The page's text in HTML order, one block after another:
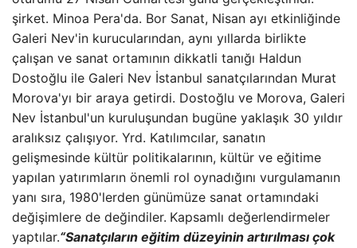
şirket. Minoa Pera'da. Bor Sanat, Nisan ayı etkinliğinde
Galeri Nev'in kurucularından, aynı yıllarda birlikte
çalışan ve sanat ortamının dikkatli tanığı Haldun
Dostoğlu ile Galeri Nev İstanbul sanatçılarından Murat
Morova'yı bir araya getirdi. Dostoğlu ve Morova, Galeri
Nev İstanbul'un kuruluşundan bugüne yaklaşık 30 yıldır
aralıksız çalışıyor. Yrd. Katılımcılar, sanatın
gelişmesinde kültür politikalarının, kültür ve eğitime
yapılan yatırımların önemli rol oynadığını vurgulamanın
yanı sıra, 1980'lerden günümüze sanat ortamındaki
değişimlere de değindiler. Kapsamlı değerlendirmeler
yaptılar.“Sanatçıların eğitim düzeyinin artırılması çok